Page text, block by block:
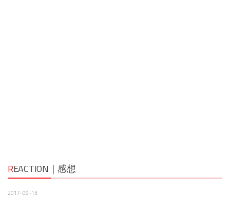
REACTION｜感想
2017-09-13